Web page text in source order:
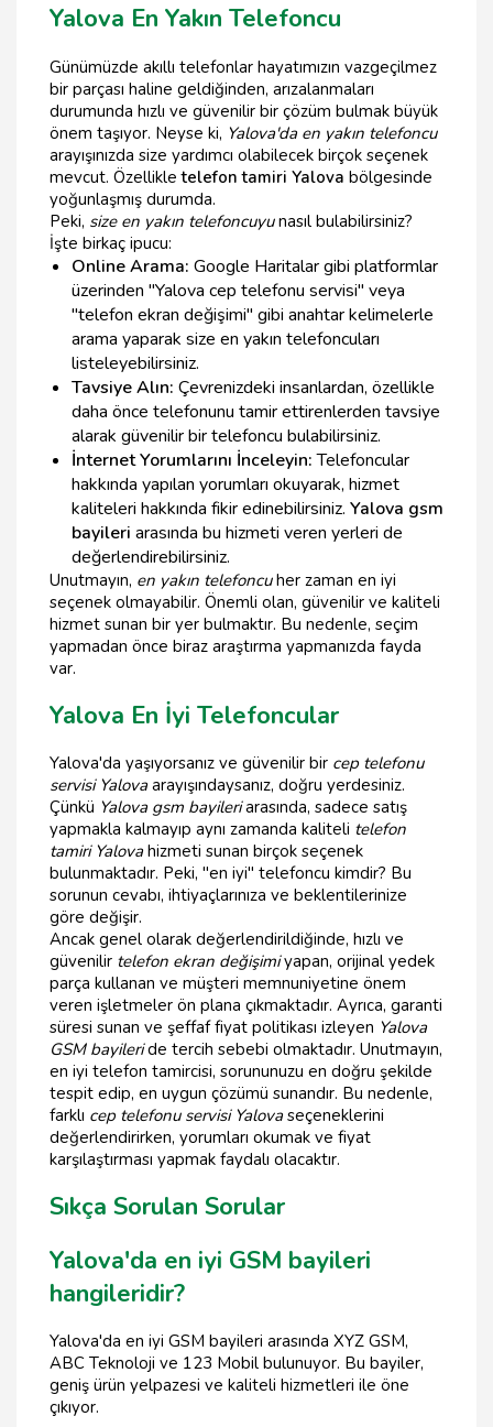
Yalova En Yakın Telefoncu
Günümüzde akıllı telefonlar hayatımızın vazgeçilmez
bir parçası haline geldiğinden, arızalanmaları
durumunda hızlı ve güvenilir bir çözüm bulmak büyük
önem taşıyor. Neyse ki, Yalova'da en yakın telefoncu
arayışınızda size yardımcı olabilecek birçok seçenek
mevcut. Özellikletelefon tamiri Yalova bölgesinde
yoğunlaşmış durumda.
Peki, size en yakın telefoncuyunasıl bulabilirsiniz?
İşte birkaç ipucu:
Online Arama: Google Haritalar gibi platformlar
üzerinden "Yalova cep telefonu servisi" veya
"telefon ekran değişimi" gibi anahtar kelimelerle
arama yaparak size en yakın telefoncuları
listeleyebilirsiniz.
Tavsiye Alın: Çevrenizdeki insanlardan, özellikle
daha önce telefonunu tamir ettirenlerden tavsiye
alarak güvenilir bir telefoncu bulabilirsiniz.
İnternet Yorumlarını İnceleyin:Telefoncular
hakkında yapılan yorumları okuyarak, hizmet
kaliteleri hakkında fikir edinebilirsiniz. Yalova gsm
bayileri arasında bu hizmeti veren yerleri de
değerlendirebilirsiniz.
Unutmayın, en yakın telefoncuher zaman en iyi
seçenek olmayabilir. Önemli olan, güvenilir ve kaliteli
hizmet sunan bir yer bulmaktır. Bu nedenle, seçim
yapmadan önce biraz araştırma yapmanızda fayda
var.
Yalova En İyi Telefoncular
Yalova'da yaşıyorsanız ve güvenilir bir cep telefonu
servisi Yalovaarayışındaysanız, doğru yerdesiniz.
Çünkü Yalova gsm bayileriarasında, sadece satış
yapmakla kalmayıp aynı zamanda kaliteli telefon
tamiri Yalovahizmeti sunan birçok seçenek
bulunmaktadır. Peki, "en iyi" telefoncu kimdir? Bu
sorunun cevabı, ihtiyaçlarınıza ve beklentilerinize
göre değişir.
Ancak genel olarak değerlendirildiğinde, hızlı ve
güvenilir telefon ekran değişimiyapan, orijinal yedek
parça kullanan ve müşteri memnuniyetine önem
veren işletmeler ön plana çıkmaktadır. Ayrıca, garanti
süresi sunan ve şeffaf fiyat politikası izleyen Yalova
GSM bayileride tercih sebebi olmaktadır. Unutmayın,
en iyi telefon tamircisi, sorununuzu en doğru şekilde
tespit edip, en uygun çözümü sunandır. Bu nedenle,
farklı cep telefonu servisi Yalovaseçeneklerini
değerlendirirken, yorumları okumak ve fiyat
karşılaştırması yapmak faydalı olacaktır.
Sıkça Sorulan Sorular
Yalova'da en iyi GSM bayileri
hangileridir?
Yalova'da en iyi GSM bayileri arasında XYZ GSM,
ABC Teknoloji ve 123 Mobil bulunuyor. Bu bayiler,
geniş ürün yelpazesi ve kaliteli hizmetleri ile öne
çıkıyor.